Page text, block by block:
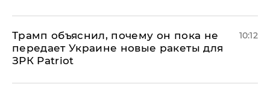
Трамп объяснил, почему он пока не
передает Украине новые ракеты для
ЗРК Patriot
10:12